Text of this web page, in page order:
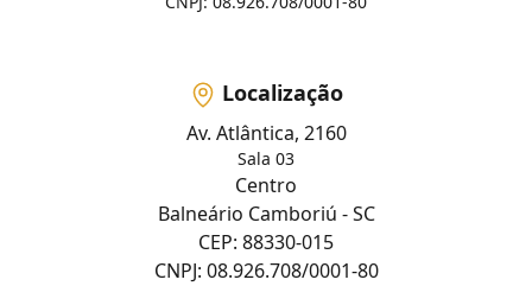
Localização
Av. Atlântica, 2160
Sala 03
Centro
Balneário Camboriú - SC
CEP: 88330-015
CNPJ: 08.926.708/0001-80